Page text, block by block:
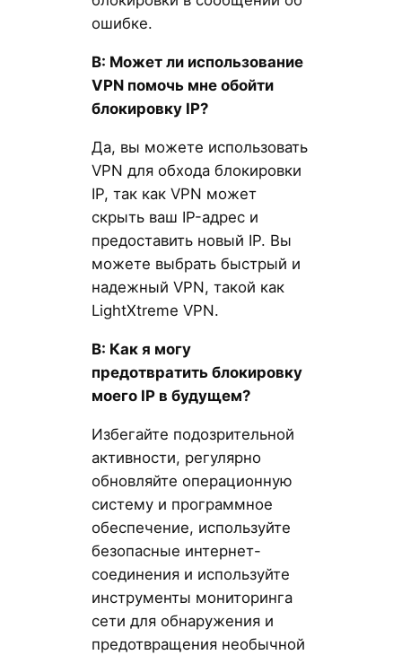
ошибке.
В: Может ли использование
VPN помочь мне обойти
блокировку IP?
Да, вы можете использовать
VPN для обхода блокировки
IP, так как VPN может
скрыть ваш IP-адрес и
предоставить новый IP. Вы
можете выбрать быстрый и
надежный VPN, такой как
LightXtreme VPN.
В: Как я могу
предотвратить блокировку
моего IP в будущем?
Избегайте подозрительной
активности, регулярно
обновляйте операционную
систему и программное
обеспечение, используйте
безопасные интернет-
соединения и используйте
инструменты мониторинга
сети для обнаружения и
предотвращения необычной